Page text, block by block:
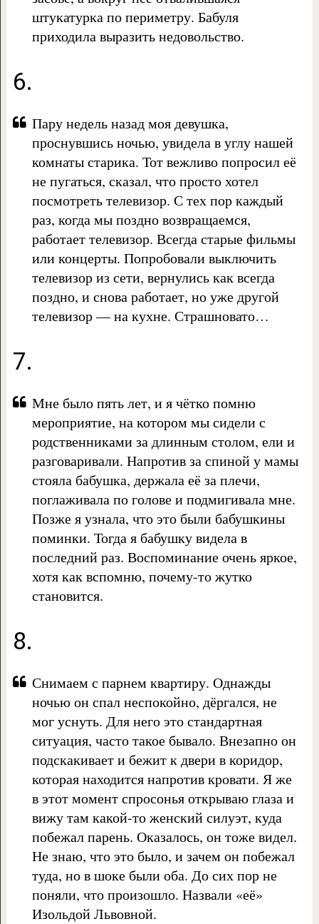
штукатурка по периметру. Бабуля
приходила выразить недовольство.
6.
Пару недель назад моя девушка,
проснувшись ночью, увидела в углу нашей
комнаты старика. Тот вежливо попросил её
не пугаться, сказал, что просто хотел
посмотреть телевизор. С тех пор каждый
раз, когда мы поздно возвращаемся,
работает телевизор. Всегда старые фильмы
или концерты. Попробовали выключить
телевизор из сети, вернулись как всегда
поздно, и снова работает, но уже другой
телевизор — на кухне. Страшновато…
7.
Мне было пять лет, и я чётко помню
мероприятие, на котором мы сидели с
родственниками за длинным столом, ели и
разговаривали. Напротив за спиной у мамы
стояла бабушка, держала её за плечи,
поглаживала по голове и подмигивала мне.
Позже я узнала, что это были бабушкины
поминки. Тогда я бабушку видела в
последний раз. Воспоминание очень яркое,
хотя как вспомню, почему-то жутко
становится.
8.
Снимаем с парнем квартиру. Однажды
ночью он спал неспокойно, дёргался, не
мог уснуть. Для него это стандартная
ситуация, часто такое бывало. Внезапно он
подскакивает и бежит к двери в коридор,
которая находится напротив кровати. Я же
в этот момент спросонья открываю глаза и
вижу там какой-то женский силуэт, куда
побежал парень. Оказалось, он тоже видел.
Не знаю, что это было, и зачем он побежал
туда, но в шоке были оба. До сих пор не
поняли, что произошло. Назвали «её»
Изольдой Львовной.